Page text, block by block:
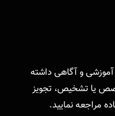
و آگاهی داشته
یا تشخیص، تجویز
مراجعه نمایید.